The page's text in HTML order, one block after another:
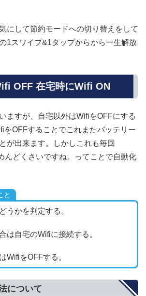
にして節約モードへの切り替えをして
1スワイプ&1タップからから一生解放
OFF 在宅時にWifi ON
ますが、自宅以外はWifiをOFFにする
をOFFすることでこれまたバッテリー
が出来ます。しかしこれも毎回
んどくさいですね。ってことで自動化
と
うかを判定する。
は自宅のWifiに接続する。
WifiをOFFする。
について